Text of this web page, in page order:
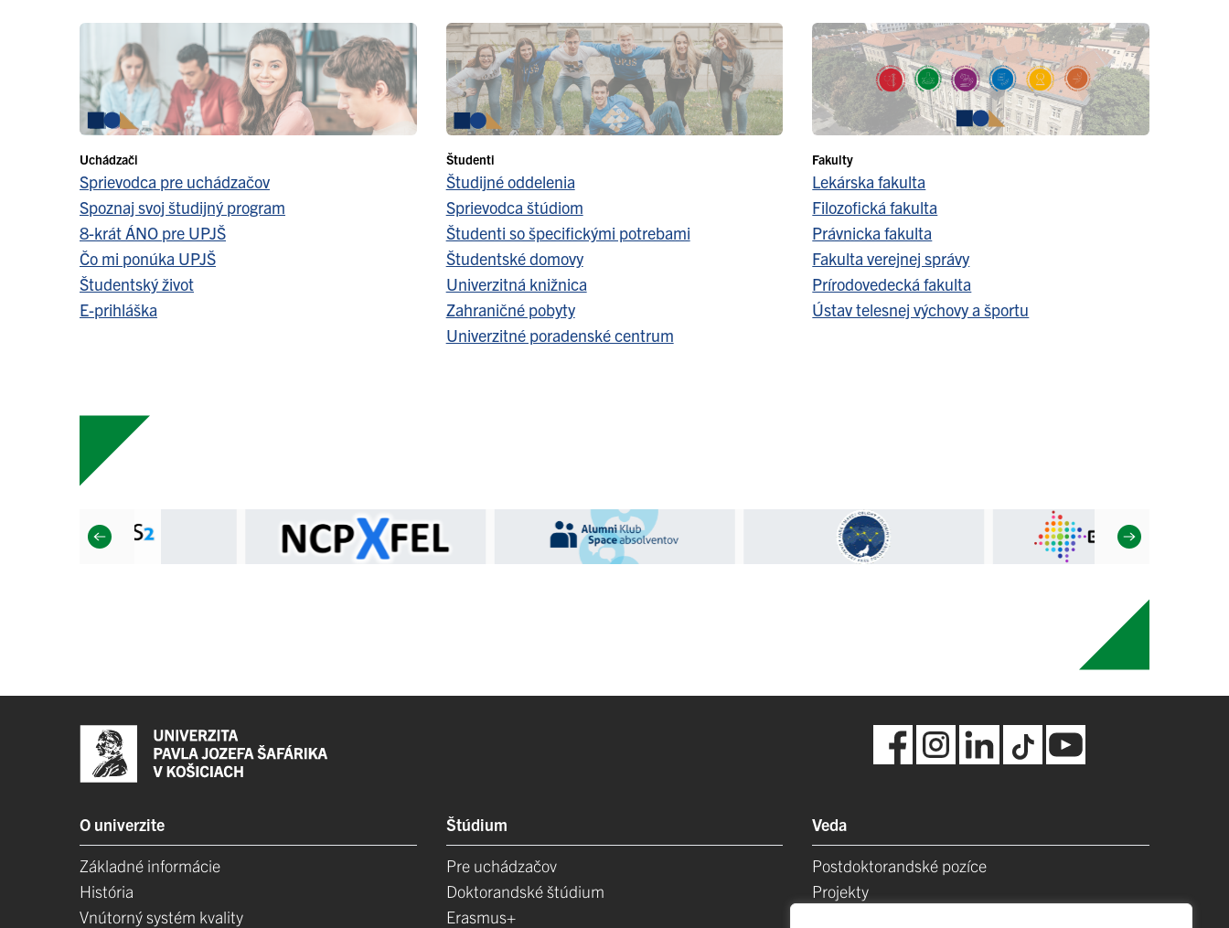
Uchádzači
Sprievodca pre uchádzačov
Spoznaj svoj študijný program
8-krát ÁNO pre UPJŠ
Čo mi ponúka UPJŠ
Študentský život
E-prihláška
Študenti
Študijné oddelenia
Sprievodca štúdiom
Študenti so špecifickými potrebami
Študentské domovy
Univerzitná knižnica
Zahraničné pobyty
Univerzitné poradenské centrum
Fakulty
Lekárska fakulta
Filozofická fakulta
Právnicka fakulta
Fakulta verejnej správy
Prírodovedecká fakulta
Ústav telesnej výchovy a športu
O univerzite
Základné informácie
História
Vnútorný systém kvality
Štúdium
Pre uchádzačov
Doktorandské štúdium
Erasmus+
Veda
Postdoktorandské pozíce
Projekty